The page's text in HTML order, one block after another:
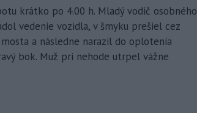
krátko po 4.00 h. Mladý vodič osobného
vedenie vozidla, v šmyku prešiel cez
a následne narazil do oplotenia
bok. Muž pri nehode utrpel vážne